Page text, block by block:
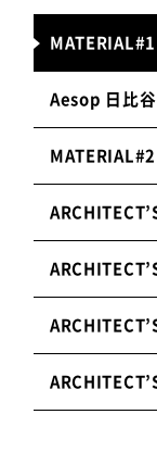
Studio
1. 異業種の経
建築家の植
米希実氏に
業界でのパ
断・縫製も
2. カーテンで
カーテンそ
方や機能を
くりを行う
MATERIAL#1
Aesop 日比
MATERIAL#2